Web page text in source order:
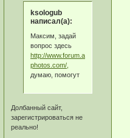
ksologub
написал(а):
Максим, задай
вопрос здесь
http://www.forum.antique-
photos.com/,
думаю, помогут
Долбанный сайт,
зарегистрироваться не
реально!